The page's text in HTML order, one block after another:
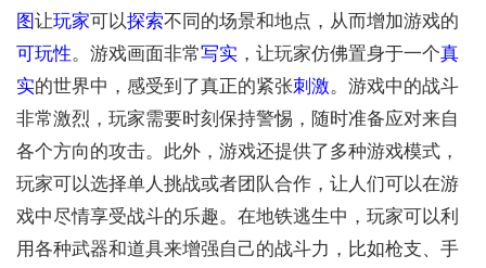
图让玩家可以探索不同的场景和地点，从而增加游戏的
可玩性。游戏画面非常写实，让玩家仿佛置身于一个真
实的世界中，感受到了真正的紧张刺激。游戏中的战斗
非常激烈，玩家需要时刻保持警惕，随时准备应对来自
各个方向的攻击。此外，游戏还提供了多种游戏模式，
玩家可以选择单人挑战或者团队合作，让人们可以在游
戏中尽情享受战斗的乐趣。在地铁逃生中，玩家可以利
用各种武器和道具来增强自己的战斗力，比如枪支、手